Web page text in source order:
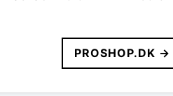
PROSHOP.DK →